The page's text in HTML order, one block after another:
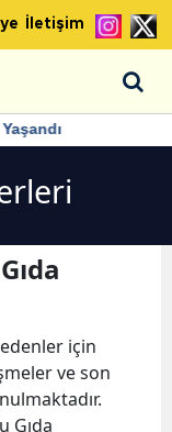
İletişim
için
ve son
Gıda